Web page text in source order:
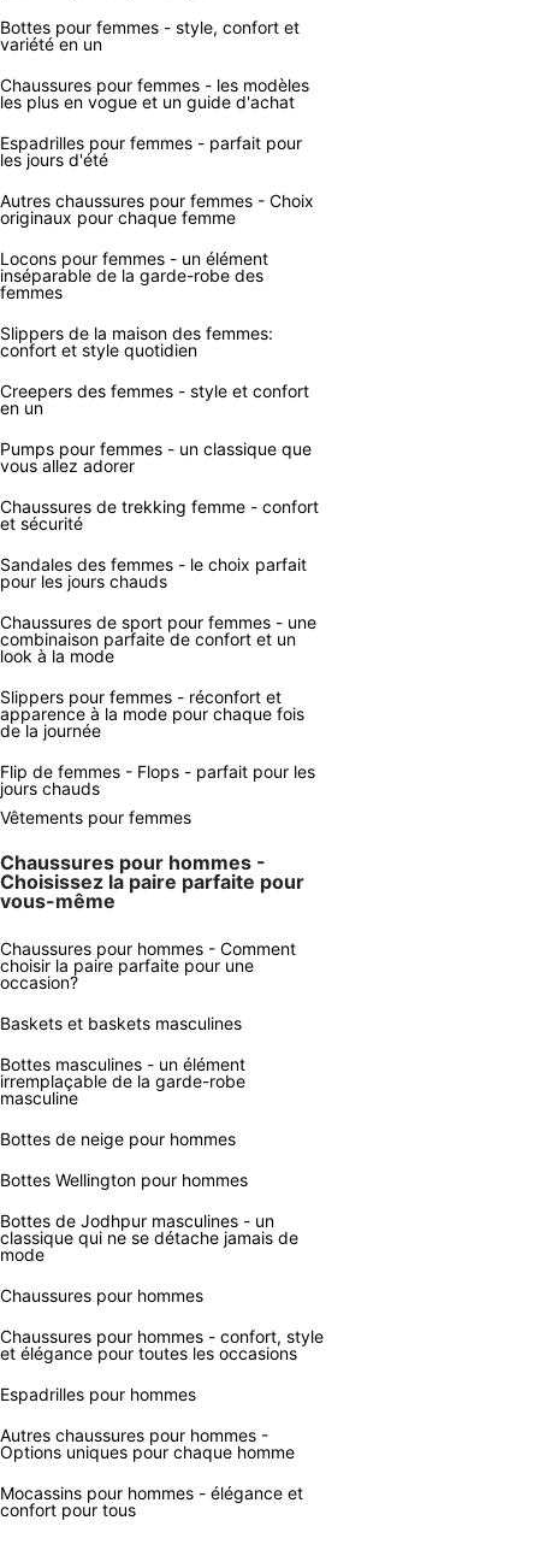
Bottes pour femmes - style, confort et
variété en un
Chaussures pour femmes - les modèles
les plus en vogue et un guide d'achat
Espadrilles pour femmes - parfait pour
les jours d'été
Autres chaussures pour femmes - Choix
originaux pour chaque femme
Locons pour femmes - un élément
inséparable de la garde-robe des
femmes
Slippers de la maison des femmes:
confort et style quotidien
Creepers des femmes - style et confort
en un
Pumps pour femmes - un classique que
vous allez adorer
Chaussures de trekking femme - confort
et sécurité
Sandales des femmes - le choix parfait
pour les jours chauds
Chaussures de sport pour femmes - une
combinaison parfaite de confort et un
look à la mode
Slippers pour femmes - réconfort et
apparence à la mode pour chaque fois
de la journée
Flip de femmes - Flops - parfait pour les
jours chauds
Vêtements pour femmes
Chaussures pour hommes -
Choisissez la paire parfaite pour
vous-même
Chaussures pour hommes - Comment
choisir la paire parfaite pour une
occasion?
Baskets et baskets masculines
Bottes masculines - un élément
irremplaçable de la garde-robe
masculine
Bottes de neige pour hommes
Bottes Wellington pour hommes
Bottes de Jodhpur masculines - un
classique qui ne se détache jamais de
mode
Chaussures pour hommes
Chaussures pour hommes - confort, style
et élégance pour toutes les occasions
Espadrilles pour hommes
Autres chaussures pour hommes -
Options uniques pour chaque homme
Mocassins pour hommes - élégance et
confort pour tous